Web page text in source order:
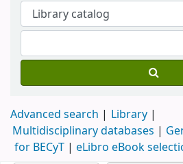
Advanced search
Library
Multidisciplinary databases |
for BECyT | eLibro eBook